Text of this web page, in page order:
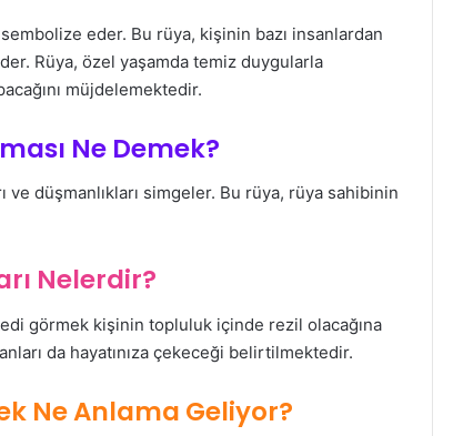
sembolize eder. Bu rüya, kişinin bazı insanlardan
Rüya, özel yaşamda temiz duygularla
müjdelemektedir.
Ne Demek?
ve düşmanlıkları simgeler. Bu rüya, rüya sahibinin
Nelerdir?
görmek kişinin topluluk içinde rezil olacağına
da hayatınıza çekeceği belirtilmektedir.
Ne Anlama Geliyor?